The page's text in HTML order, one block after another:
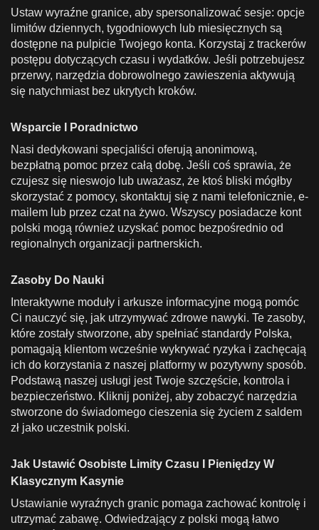
Ustaw wyraźne granice, aby spersonalizować sesje: opcje
limitów dziennych, tygodniowych lub miesięcznych są
dostępne na pulpicie Twojego konta. Korzystaj z trackerów
postępu dotyczących czasu i wydatków. Jeśli potrzebujesz
przerwy, narzędzia dobrowolnego zawieszenia aktywują
się natychmiast bez ukrytych kroków.
Wsparcie I Poradnictwo
Nasi dedykowani specjaliści oferują anonimową,
bezpłatną pomoc przez całą dobę. Jeśli coś sprawia, że
czujesz się nieswojo lub uważasz, że ktoś bliski mógłby
skorzystać z pomocy, skontaktuj się z nami telefonicznie, e-
mailem lub przez czat na żywo. Wszyscy posiadacze kont
polski mogą również uzyskać pomoc bezpośrednio od
regionalnych organizacji partnerskich.
Zasoby Do Nauki
Interaktywne moduły i arkusze informacyjne mogą pomóc
Ci nauczyć się, jak utrzymywać zdrowe nawyki. Te zasoby,
które zostały stworzone, aby spełniać standardy Polska,
pomagają klientom wcześnie wykrywać ryzyka i zachęcają
ich do korzystania z naszej platformy w pozytywny sposób.
Podstawą naszej usługi jest Twoje szczęście, kontrola i
bezpieczeństwo. Kliknij poniżej, aby zobaczyć narzędzia
stworzone do świadomego cieszenia się życiem z saldem
zł jako uczestnik polski.
Jak Ustawić Osobiste Limity Czasu I Pieniędzy W
Klasycznym Kasynie
Ustawianie wyraźnych granic pomaga zachować kontrolę i
utrzymać zabawę. Odwiedzający z polski mogą łatwo